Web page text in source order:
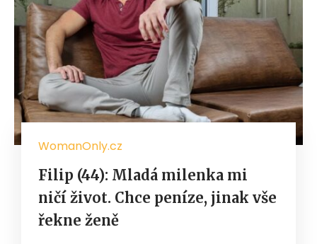
WomanOnly.cz
Filip (44): Mladá milenka mi
ničí život. Chce peníze, jinak vše
řekne ženě